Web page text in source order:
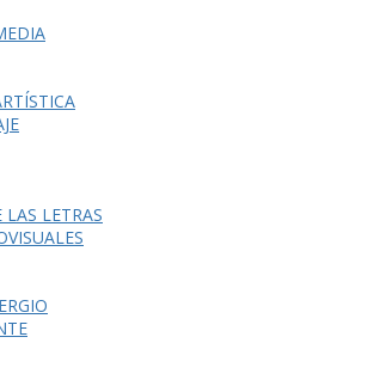
LAS LETRAS